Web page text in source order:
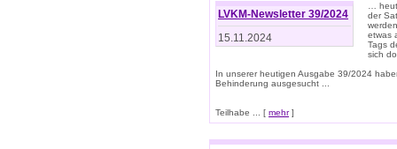
LVKM-Newsletter 39/2024
15.11.2024
…
der
etwas
Tags
sich
In unserer heutigen Ausgabe 39/2024
Behinderung ausgesucht ...
Teilhabe ... [ mehr]